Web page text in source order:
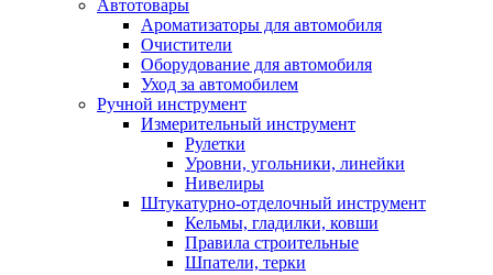
Автотовары
Ароматизаторы для автомобиля
Очистители
Оборудование для автомобиля
Уход за автомобилем
Ручной инструмент
Измерительный инструмент
Рулетки
Уровни, угольники, линейки
Нивелиры
Штукатурно-отделочный инструмент
Кельмы, гладилки, ковши
Правила строительные
Шпатели, терки